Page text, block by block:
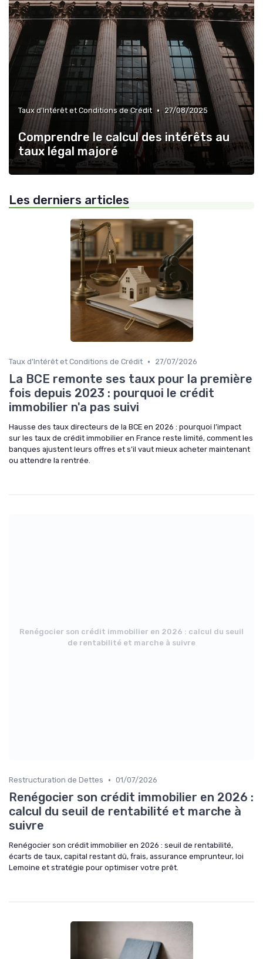
Taux d'Intérêt et Conditions de Crédit • 27/08/2025
Comprendre le calcul des intérêts au
taux légal majoré
Les derniers articles
Taux d'Intérêt et Conditions de Crédit • 27/07/2026
La BCE remonte ses taux pour la première
fois depuis 2023 : pourquoi le crédit
immobilier n'a pas suivi
Hausse des taux directeurs de la BCE en 2026 : pourquoi l’impact
sur les taux de crédit immobilier en France reste limité, comment les
banques ajustent leurs offres et s’il vaut mieux acheter maintenant
ou attendre la rentrée.
Renégocier son crédit immobilier en 2026 : calcul du seuil
de rentabilité et marche à suivre
Restructuration de Dettes • 01/07/2026
Renégocier son crédit immobilier en 2026 :
calcul du seuil de rentabilité et marche à
suivre
Renégocier son crédit immobilier en 2026 : seuil de rentabilité,
écarts de taux, capital restant dû, frais, assurance emprunteur, loi
Lemoine et stratégie pour optimiser votre prêt.